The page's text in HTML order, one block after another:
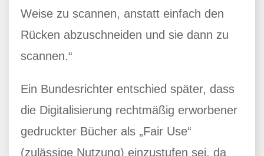
Weise zu scannen, anstatt einfach den
Rücken abzuschneiden und sie dann zu
scannen.“
Ein Bundesrichter entschied später, dass
die Digitalisierung rechtmäßig erworbener
gedruckter Bücher als „Fair Use“
(zulässige Nutzung) einzustufen sei, da